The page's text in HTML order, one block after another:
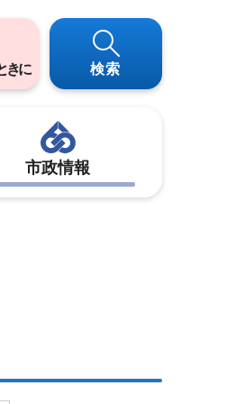
きに
検索
市政情報